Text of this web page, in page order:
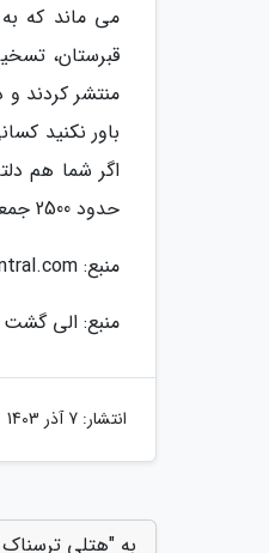
می ماند که
قبرستان،
منتشر کردند
باور نکنید
اگر شما هم
حدود 2500 جمعیت دارد و در جایی نزدیکی شهر رنو قرار گفته است. برای ماندن در این هتل باید شبی 50 دلار پول بدهید.
منبع: odditycentral.com
منبع: الی گشت
انتشار: 7 آذر 1403
به "هتلی